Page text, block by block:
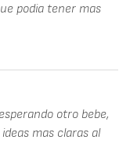
podia tener mas
otro bebe,
mas claras al